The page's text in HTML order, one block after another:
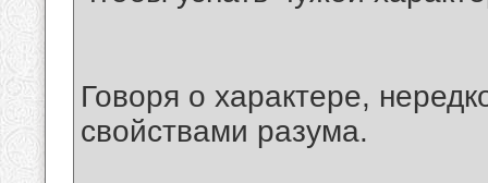
Говоря о характере,
свойствами разума.